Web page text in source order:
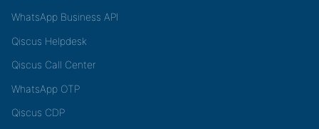
WhatsApp Business API
Qiscus Helpdesk
Qiscus Call Center
WhatsApp OTP
Qiscus CDP